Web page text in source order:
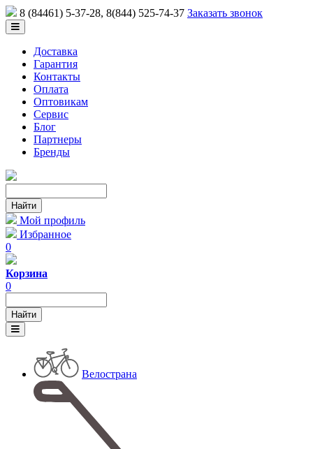
8 (84461) 5-37-28, 8(844) 525-74-37 Заказать звонок
Доставка
Гарантия
Контакты
Оплата
Оптовикам
Сервис
Блог
Партнеры
Бренды
Мой профиль
Избранное
0
Корзина
0
Велострана